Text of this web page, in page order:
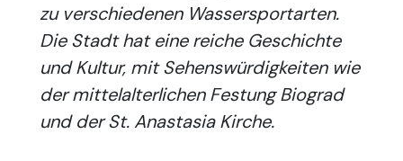
zu verschiedenen Wassersportarten.
Die Stadt hat eine reiche Geschichte
und Kultur, mit Sehenswürdigkeiten wie
der mittelalterlichen Festung Biograd
und der St. Anastasia Kirche.